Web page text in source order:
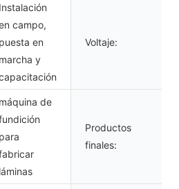
Instalación
campo,
puesta en
marcha y
Voltaje:
máquina de
para
láminas
Productos
finales: